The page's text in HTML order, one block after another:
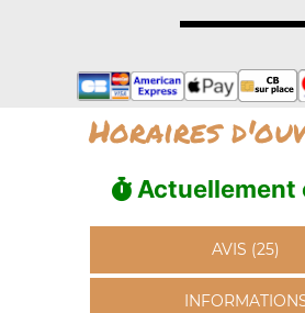
Horaires
Actuellement
AVIS (25)